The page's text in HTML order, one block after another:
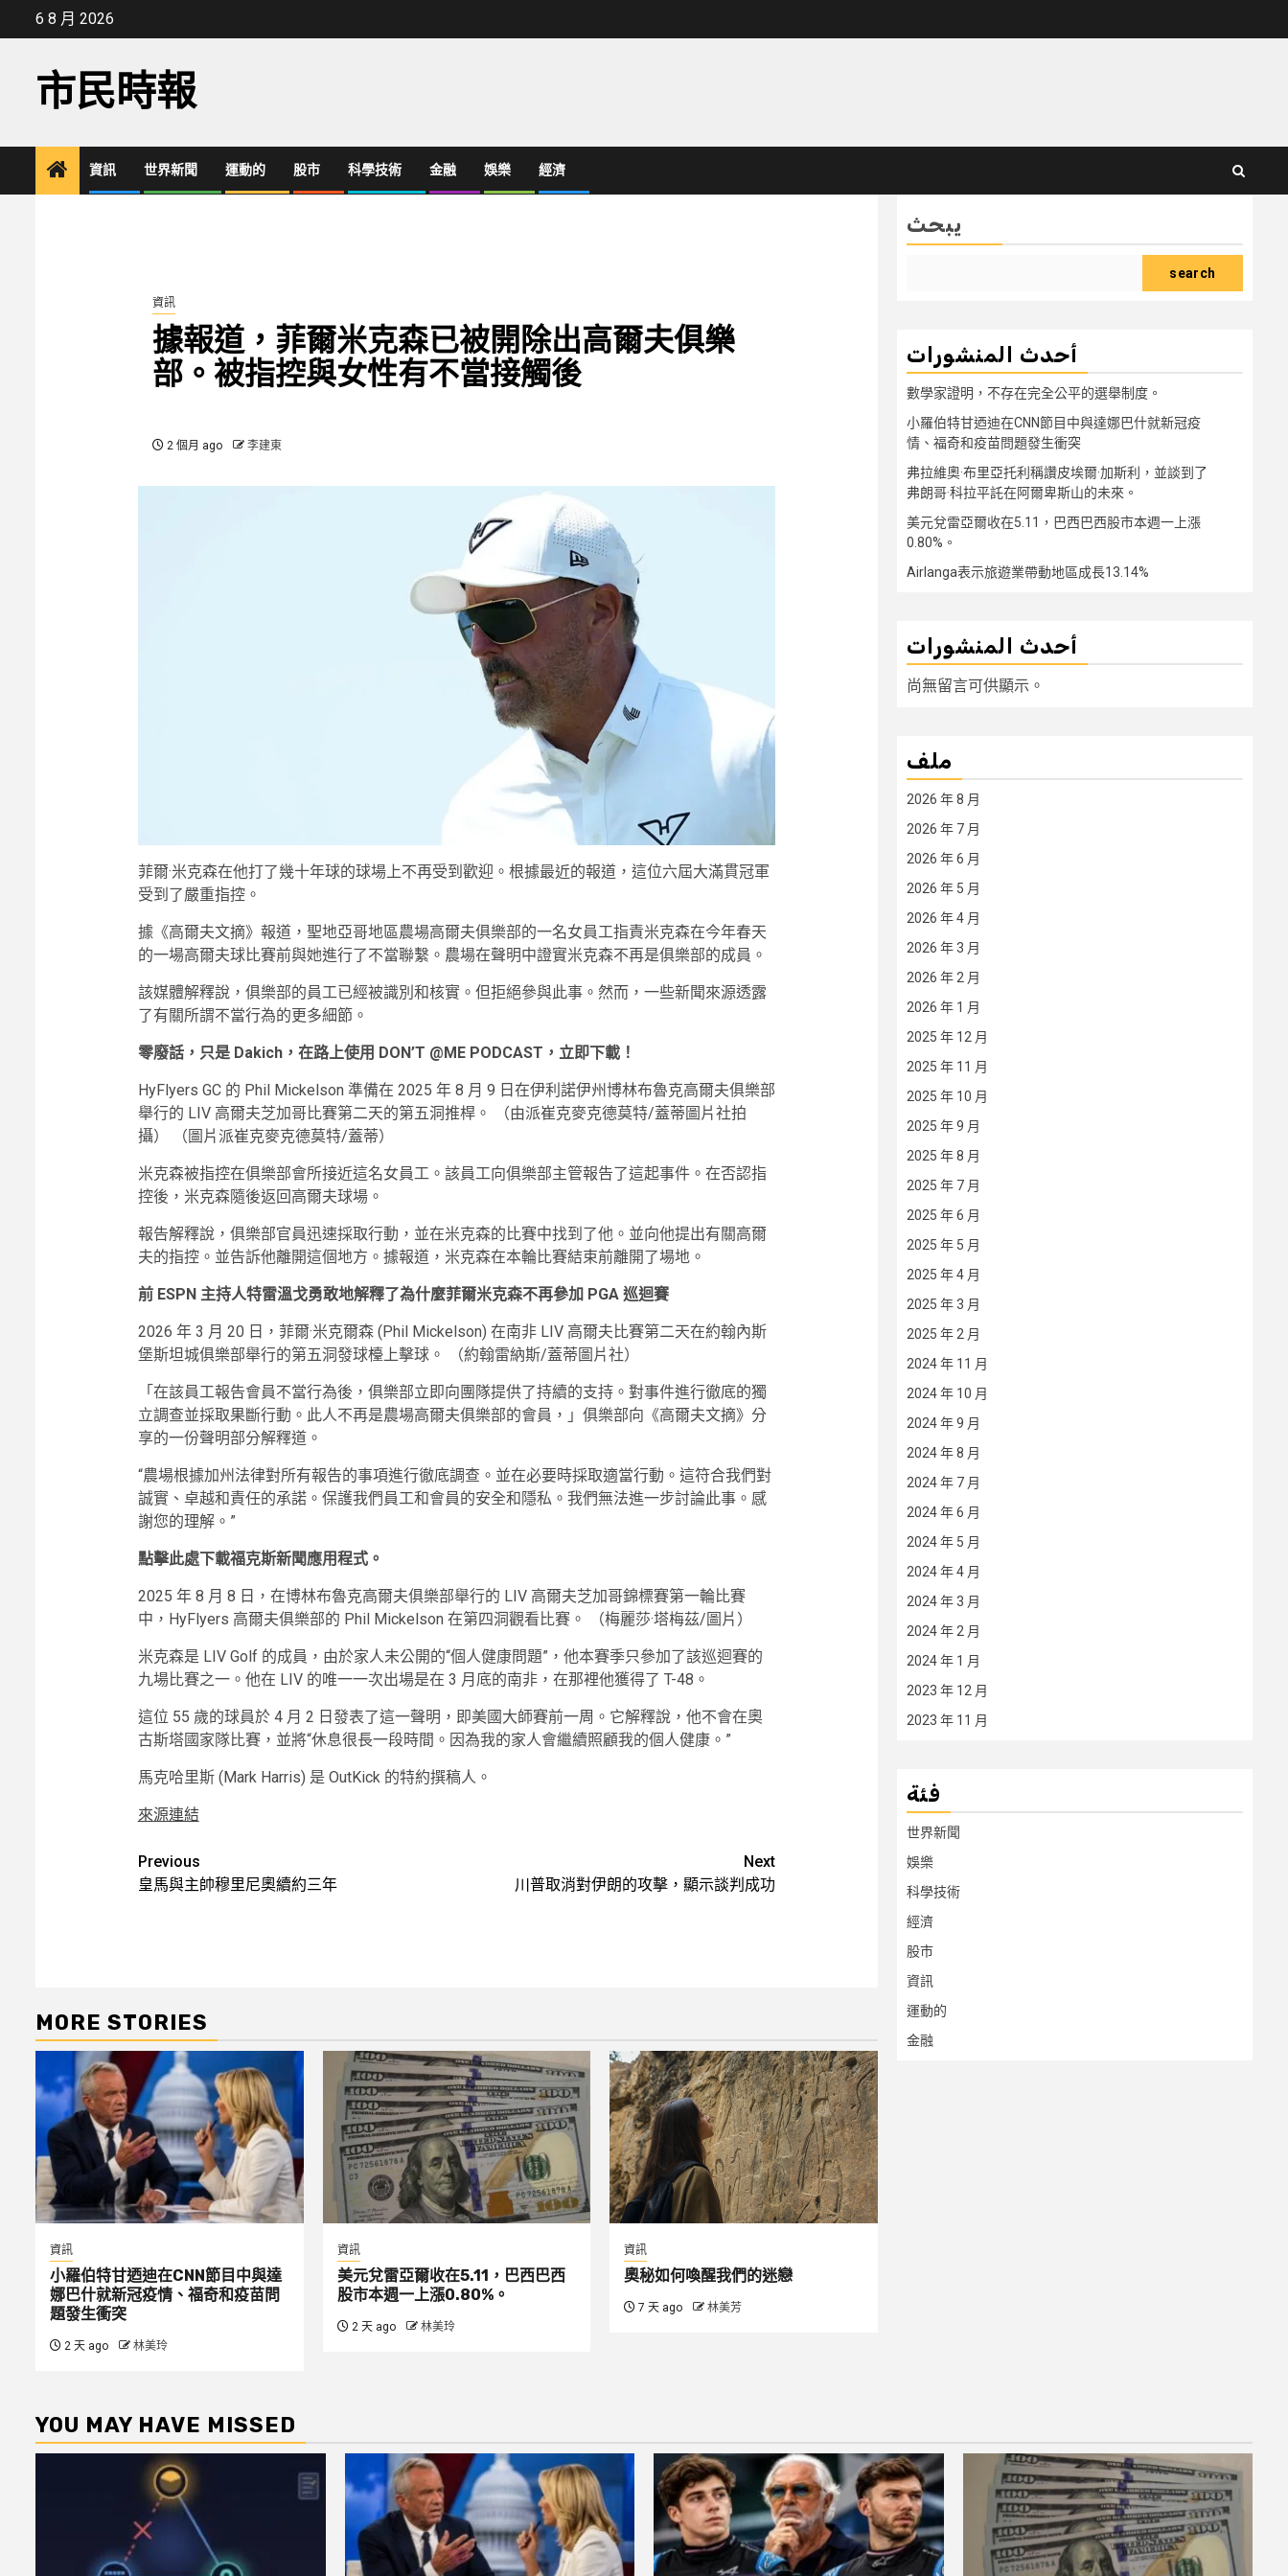
6 8 月 2026
市民時報
資訊 世界新聞 運動的 股市 科學技術 金融 娛樂 經濟
資訊
據報道，菲爾米克森已被開除出高爾夫俱樂
部。被指控與女性有不當接觸後
2 個月 ago 李建東
菲爾·米克森在他打了幾十年球的球場上不再受到歡迎。根據最近的報道，這位六屆大滿貫冠軍
受到了嚴重指控。
據《高爾夫文摘》報道，聖地亞哥地區農場高爾夫俱樂部的一名女員工指責米克森在今年春天
的一場高爾夫球比賽前與她進行了不當聯繫。農場在聲明中證實米克森不再是俱樂部的成員。
該媒體解釋說，俱樂部的員工已經被識別和核實。但拒絕參與此事。然而，一些新聞來源透露
了有關所謂不當行為的更多細節。
零廢話，只是 Dakich，在路上使用 DON’T @ME PODCAST，立即下載！
HyFlyers GC 的 Phil Mickelson 準備在 2025 年 8 月 9 日在伊利諾伊州博林布魯克高爾夫俱樂部
舉行的 LIV 高爾夫芝加哥比賽第二天的第五洞推桿。 （由派崔克麥克德莫特/蓋蒂圖片社拍
攝）
（圖片派崔克麥克德莫特/蓋蒂）
米克森被指控在俱樂部會所接近這名女員工。該員工向俱樂部主管報告了這起事件。在否認指
控後，米克森隨後返回高爾夫球場。
報告解釋說，俱樂部官員迅速採取行動，並在米克森的比賽中找到了他。並向他提出有關高爾
夫的指控。並告訴他離開這個地方。據報道，米克森在本輪比賽結束前離開了場地。
前 ESPN 主持人特雷溫戈勇敢地解釋了為什麼菲爾米克森不再參加 PGA 巡迴賽
2026 年 3 月 20 日，菲爾·米克爾森 (Phil Mickelson) 在南非 LIV 高爾夫比賽第二天在約翰內斯
堡斯坦城俱樂部舉行的第五洞發球檯上擊球。
（約翰雷納斯/蓋蒂圖片社）
「在該員工報告會員不當行為後，俱樂部立即向團隊提供了持續的支持。對事件進行徹底的獨
立調查並採取果斷行動。此人不再是農場高爾夫俱樂部的會員，」俱樂部向《高爾夫文摘》分
享的一份聲明部分解釋道。
“農場根據加州法律對所有報告的事項進行徹底調查。並在必要時採取適當行動。這符合我們對
誠實、卓越和責任的承諾。保護我們員工和會員的安全和隱私。我們無法進一步討論此事。感
謝您的理解。”
點擊此處下載福克斯新聞應用程式。
2025 年 8 月 8 日，在博林布魯克高爾夫俱樂部舉行的 LIV 高爾夫芝加哥錦標賽第一輪比賽
中，HyFlyers 高爾夫俱樂部的 Phil Mickelson 在第四洞觀看比賽。
（梅麗莎·塔梅茲/圖片）
米克森是 LIV Golf 的成員，由於家人未公開的“個人健康問題”，他本賽季只參加了該巡迴賽的
九場比賽之一。他在 LIV 的唯一一次出場是在 3 月底的南非，在那裡他獲得了 T-48。
這位 55 歲的球員於 4 月 2 日發表了這一聲明，即美國大師賽前一周。它解釋說，他不會在奧
古斯塔國家隊比賽，並將“休息很長一段時間。因為我的家人會繼續照顧我的個人健康。”
馬克哈里斯 (Mark Harris) 是 OutKick 的特約撰稿人。
來源連結
Post
navigation
Previous
皇馬與主帥穆里尼奧續約三年
Next
川普取消對伊朗的攻擊，顯示談判成功
MORE STORIES
資訊
小羅伯特甘迺迪在CNN節目中與達
娜巴什就新冠疫情、福奇和疫苗問
題發生衝突
2 天 ago 林美玲
資訊
美元兌雷亞爾收在5.11，巴西巴西
股市本週一上漲0.80%。
2 天 ago 林美玲
資訊
奧秘如何喚醒我們的迷戀
7 天 ago 林美芳
يبحث
search
أحدث المنشورات
數學家證明，不存在完全公平的選舉制度。
小羅伯特甘迺迪在CNN節目中與達娜巴什就新冠疫
情、福奇和疫苗問題發生衝突
弗拉維奧·布里亞托利稱讚皮埃爾·加斯利，並談到了
弗朗哥·科拉平託在阿爾卑斯山的未來。
美元兌雷亞爾收在5.11，巴西巴西股市本週一上漲
0.80%。
Airlanga表示旅遊業帶動地區成長13.14%
أحدث المنشورات
尚無留言可供顯示。
ملف
2026 年 8 月
2026 年 7 月
2026 年 6 月
2026 年 5 月
2026 年 4 月
2026 年 3 月
2026 年 2 月
2026 年 1 月
2025 年 12 月
2025 年 11 月
2025 年 10 月
2025 年 9 月
2025 年 8 月
2025 年 7 月
2025 年 6 月
2025 年 5 月
2025 年 4 月
2025 年 3 月
2025 年 2 月
2024 年 11 月
2024 年 10 月
2024 年 9 月
2024 年 8 月
2024 年 7 月
2024 年 6 月
2024 年 5 月
2024 年 4 月
2024 年 3 月
2024 年 2 月
2024 年 1 月
2023 年 12 月
2023 年 11 月
فئة
世界新聞
娛樂
科學技術
經濟
股市
資訊
運動的
金融
YOU MAY HAVE MISSED